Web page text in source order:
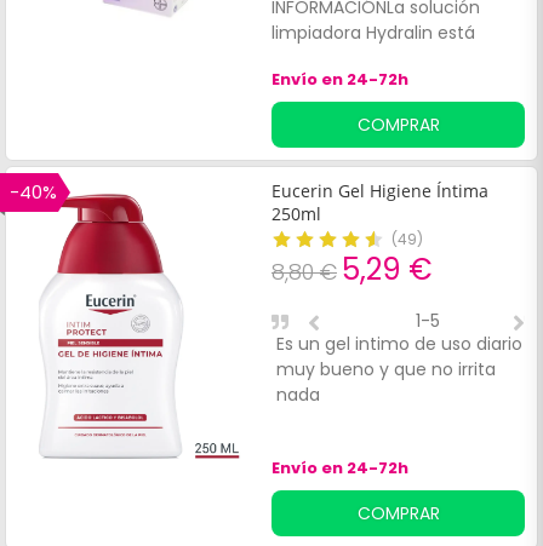
INFORMACIÓNLa solución
limpiadora Hydralin está
loto, conocido por sus
propiedades calmantes e
hidratantes, respetando al
mismo tiempo la higiene
íntima diaria de la mujer.
Envío en 24-72h
COMPRAR
-40%
Eucerin Gel Higiene Íntima
250ml
(49)
8,80 € 5,29 €
Es un gel intimo de uso diario
muy bueno y que no irrita
nada
1-5
Envío en 24-72h
COMPRAR